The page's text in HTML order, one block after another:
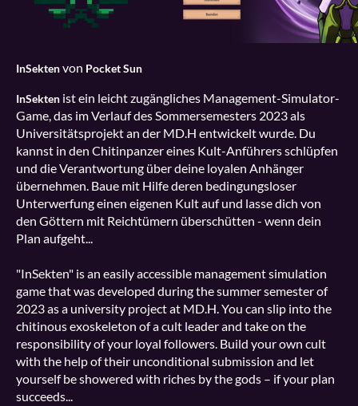
InSektenvon Pocket Sun
InSekten ist ein leicht zugängliches Management-Simulator-
Game, das im Verlauf des Sommersemesters 2023 als
Universitätsprojekt an der MD.H entwickelt wurde. Du
kannst in den Chitinpanzer eines Kult-Anführers schlüpfen
und die Verantwortung über deine loyalen Anhänger
übernehmen. Baue mit Hilfe deren bedingungsloser
Unterwerfung einen eigenen Kult auf und lasse dich von
den Göttern mit Reichtümern überschütten - wenn dein
Plan aufgeht...
"InSekten" is an easily accessible management simulation
game that was developed during the summer semester of
2023 as a university project at MD.H. You can slip into the
chitinous exoskeleton of a cult leader and take on the
responsibility of your loyal followers. Build your own cult
with the help of their unconditional submission and let
yourself be showered with riches by the gods – if your plan
succeeds...